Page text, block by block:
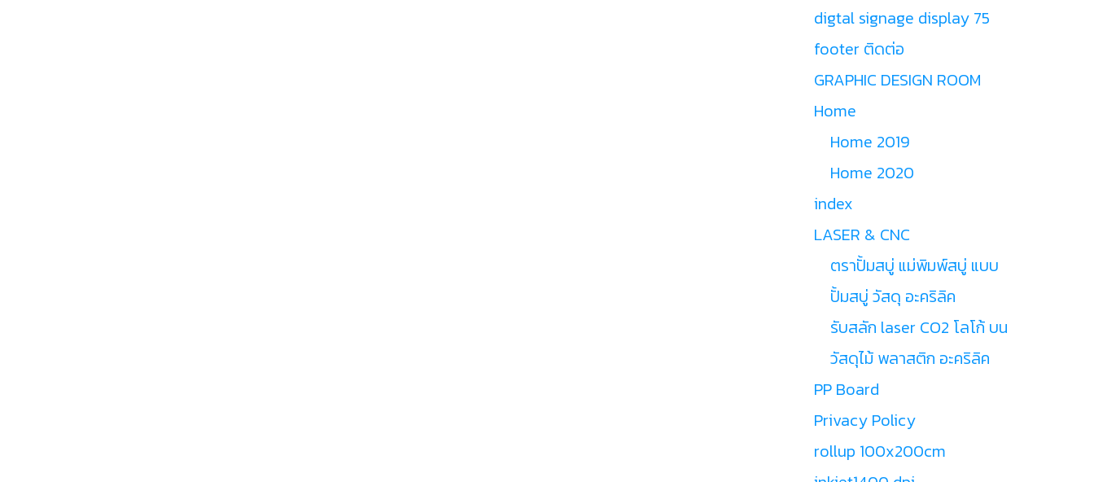
digtal signage display 75
footer ติดต่อ
GRAPHIC DESIGN ROOM
Home
Home 2019
Home 2020
index
LASER & CNC
ตราปั้มสบู่ แม่พิมพ์สบู่ แบบ
ปั้มสบู่ วัสดุ อะคริลิค
รับสลัก laser CO2 โลโก้ บน
วัสดุไม้ พลาสติก อะคริลิค
PP Board
Privacy Policy
rollup 100x200cm